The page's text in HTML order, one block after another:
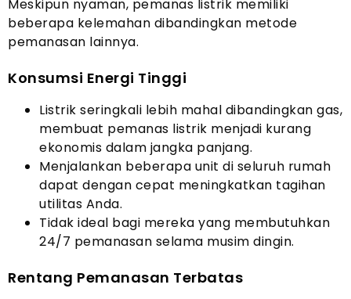
Meskipun nyaman, pemanas listrik memiliki
beberapa kelemahan dibandingkan metode
pemanasan lainnya.
Konsumsi Energi Tinggi
Listrik seringkali lebih mahal dibandingkan gas,
membuat pemanas listrik menjadi kurang
ekonomis dalam jangka panjang.
Menjalankan beberapa unit di seluruh rumah
dapat dengan cepat meningkatkan tagihan
utilitas Anda.
Tidak ideal bagi mereka yang membutuhkan
24/7 pemanasan selama musim dingin.
Rentang Pemanasan Terbatas